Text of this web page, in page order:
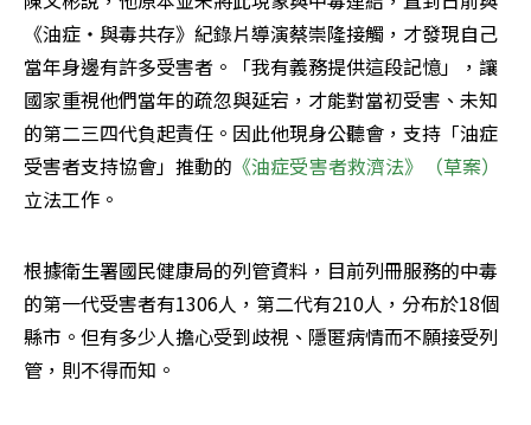
《油症‧與毒共存》紀錄片導演蔡崇隆接觸，才發現自己
當年身邊有許多受害者。「我有義務提供這段記憶」，讓
國家重視他們當年的疏忽與延宕，才能對當初受害、未知
的第二三四代負起責任。因此他現身公聽會，支持「油症
受害者支持協會」推動的 《油症受害者救濟法》（草案）
立法工作。
根據衛生署國民健康局的列管資料，目前列冊服務的中毒
的第一代受害者有1306人，第二代有210人，分布於18個
縣市。但有多少人擔心受到歧視、隱匿病情而不願接受列
管，則不得而知。